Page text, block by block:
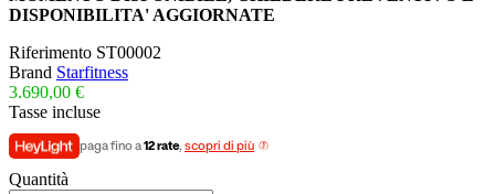
DISPONIBILITA' AGGIORNATE
Riferimento ST00002
Brand Starfitness
3.690,00 €
Tasse incluse
paga fino a12 rate, scopri di più
Quantità